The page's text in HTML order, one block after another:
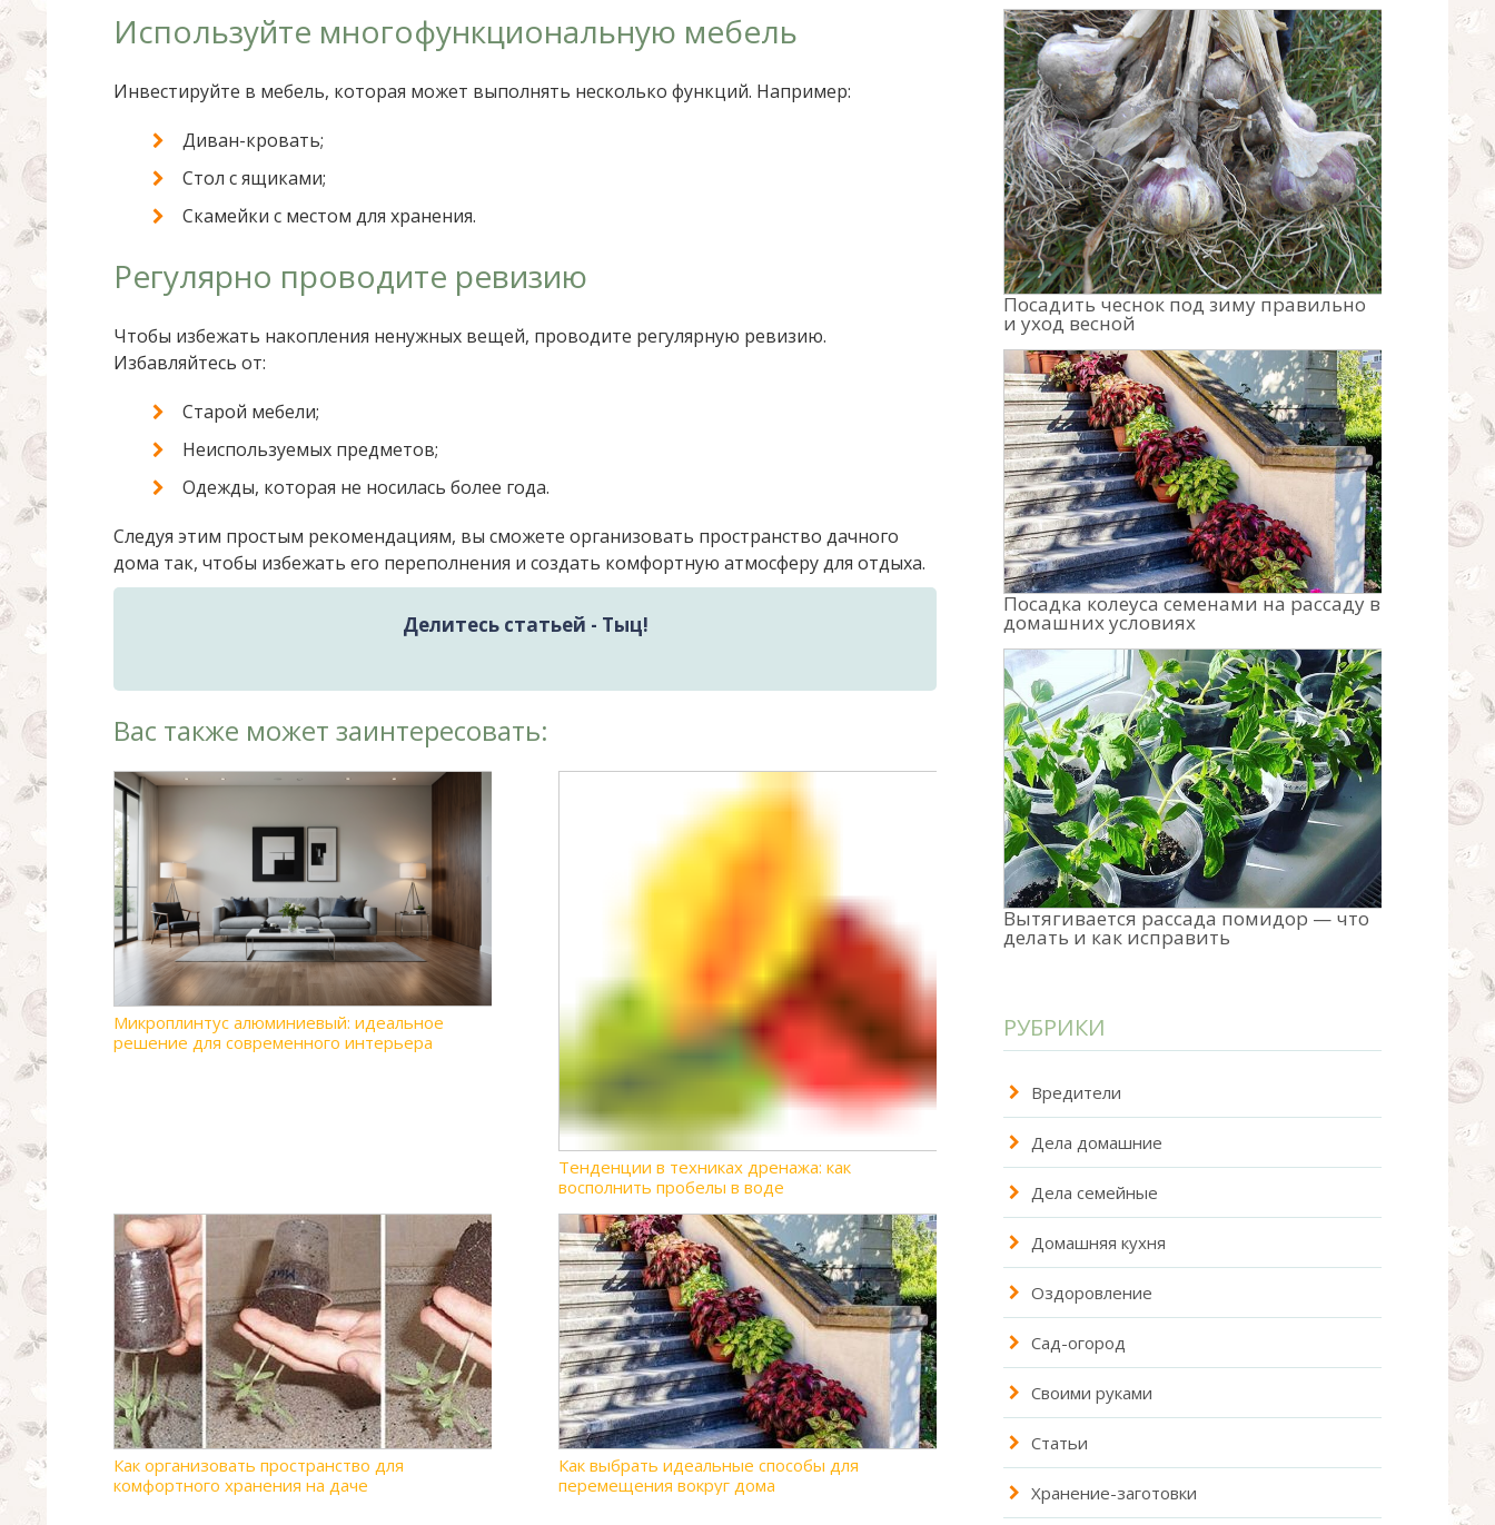
Используйте многофункциональную мебель
Инвестируйте в мебель, которая может выполнять несколько функций. Например:
Диван-кровать;
Стол с ящиками;
Скамейки с местом для хранения.
Регулярно проводите ревизию
Чтобы избежать накопления ненужных вещей, проводите регулярную ревизию.
Избавляйтесь от:
Старой мебели;
Неиспользуемых предметов;
Одежды, которая не носилась более года.
Следуя этим простым рекомендациям, вы сможете организовать пространство дачного
дома так, чтобы избежать его переполнения и создать комфортную атмосферу для отдыха.
Делитесь статьей - Тыц!
Вас также может заинтересовать:
Микроплинтус алюминиевый: идеальное
решение для современного интерьера
Тенденции в техниках дренажа: как
восполнить пробелы в воде
Как организовать пространство для
комфортного хранения на даче
Как выбрать идеальные способы для
перемещения вокруг дома
Посадить чеснок под зиму правильно
и уход весной
Посадка колеуса семенами на рассаду в
домашних условиях
Вытягивается рассада помидор — что
делать и как исправить
РУБРИКИ
Вредители
Дела домашние
Дела семейные
Домашняя кухня
Оздоровление
Сад-огород
Своими руками
Статьи
Хранение-заготовки